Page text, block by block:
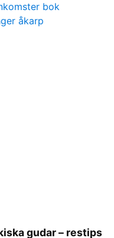
bok
åkarp
gudar – restips